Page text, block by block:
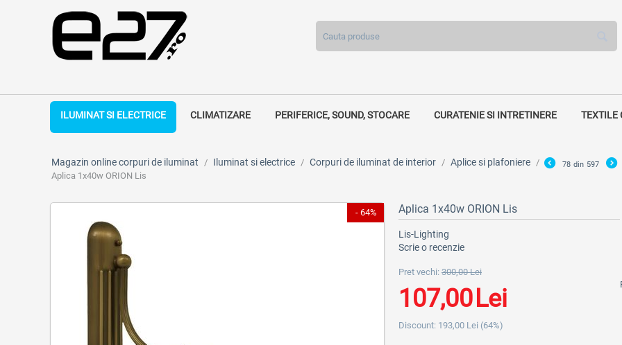
ILUMINAT SI ELECTRICE CLIMATIZARE PERIFERICE, SOUND, STOCARE CURATENIE SI INTRETINERE TEXTILE
Magazin online corpuri de iluminat / Iluminat si electrice / Corpuri de iluminat de interior / Aplice si plafoniere /
Aplica 1x40w ORION Lis
78 din 597
- 64% Aplica 1x40w ORION Lis
Lis-Lighting
Scrie o recenzie
Pret vechi: 300,00 Lei
107,00 Lei
Discount: 193,00 Lei (64%)